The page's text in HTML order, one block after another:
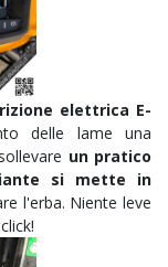
elettrica E-
delle lame una
un pratico
si mette in
l'erba. Niente leve